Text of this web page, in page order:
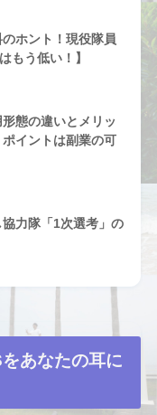
ホント！現役隊員
もう低い！】
態の違いとメリッ
イントは副業の可
協力隊「1次選考」の
あなたの耳に